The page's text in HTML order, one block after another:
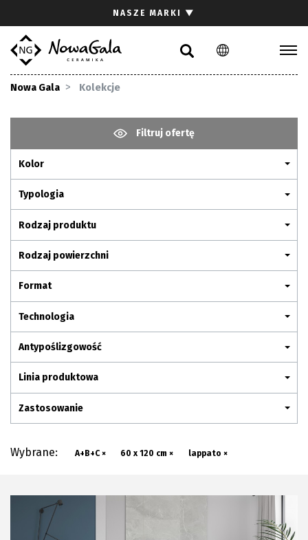
PL EN
NASZE MARKI ▼
Nowa Gala Kolekcje
Filtruj ofertę
Kolor
Typologia
Rodzaj produktu
Rodzaj powierzchni
Format
Technologia
Antypoślizgowość
Linia produktowa
Zastosowanie
Wybrane: A+B+C × 60 x 120 cm × lappato ×
Gdzie kupić
Pliki do pobrania
Pytania i odpowiedzi
Kariera
Kontakt
Komunikacja z akcjonariuszami